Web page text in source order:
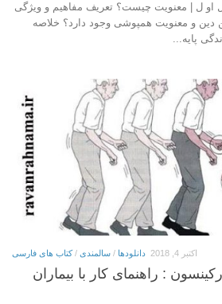
او ل | معنویت چیست؟ تعریف مفاهیم و ویژگی
دین و معنویت همپوشی وجود دارد؟ خلاصه
پایه...
دانلودها / سالمندی /کتاب های فارسی اکتبر 4, 2018
: راهنمای کار با بیماران